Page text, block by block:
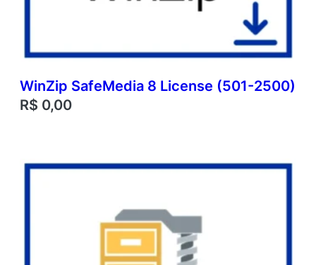
WinZip SafeMedia 8 License (501-2500)
R$ 0,00